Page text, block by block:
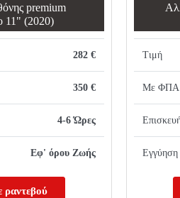
premium
11" (2020)
282 €
350 €
4-6 Ώρες
Εφ' όρου Ζωής
ραντεβού
Τιμή
Με ΦΠΑ
Εγγύηση